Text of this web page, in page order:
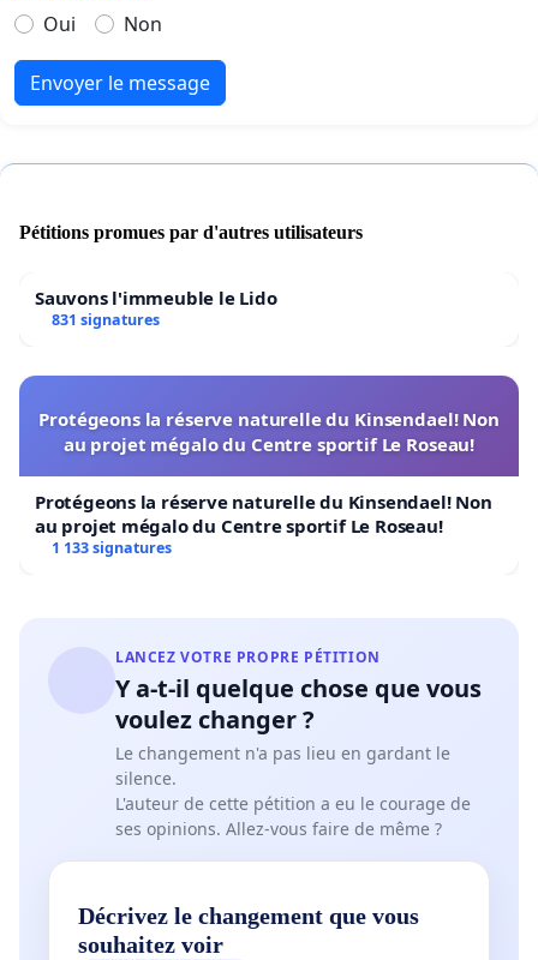
Oui
Non
Envoyer le message
Pétitions promues par d'autres utilisateurs
Sauvons l'immeuble le Lido
831 signatures
Protégeons la réserve naturelle du Kinsendael! Non
au projet mégalo du Centre sportif Le Roseau!
Protégeons la réserve naturelle du Kinsendael! Non
au projet mégalo du Centre sportif Le Roseau!
1 133 signatures
LANCEZ VOTRE PROPRE PÉTITION
Y a-t-il quelque chose que vous
voulez changer ?
Le changement n'a pas lieu en gardant le
silence.
L'auteur de cette pétition a eu le courage de
ses opinions. Allez-vous faire de même ?
Décrivez le changement que vous
souhaitez voir